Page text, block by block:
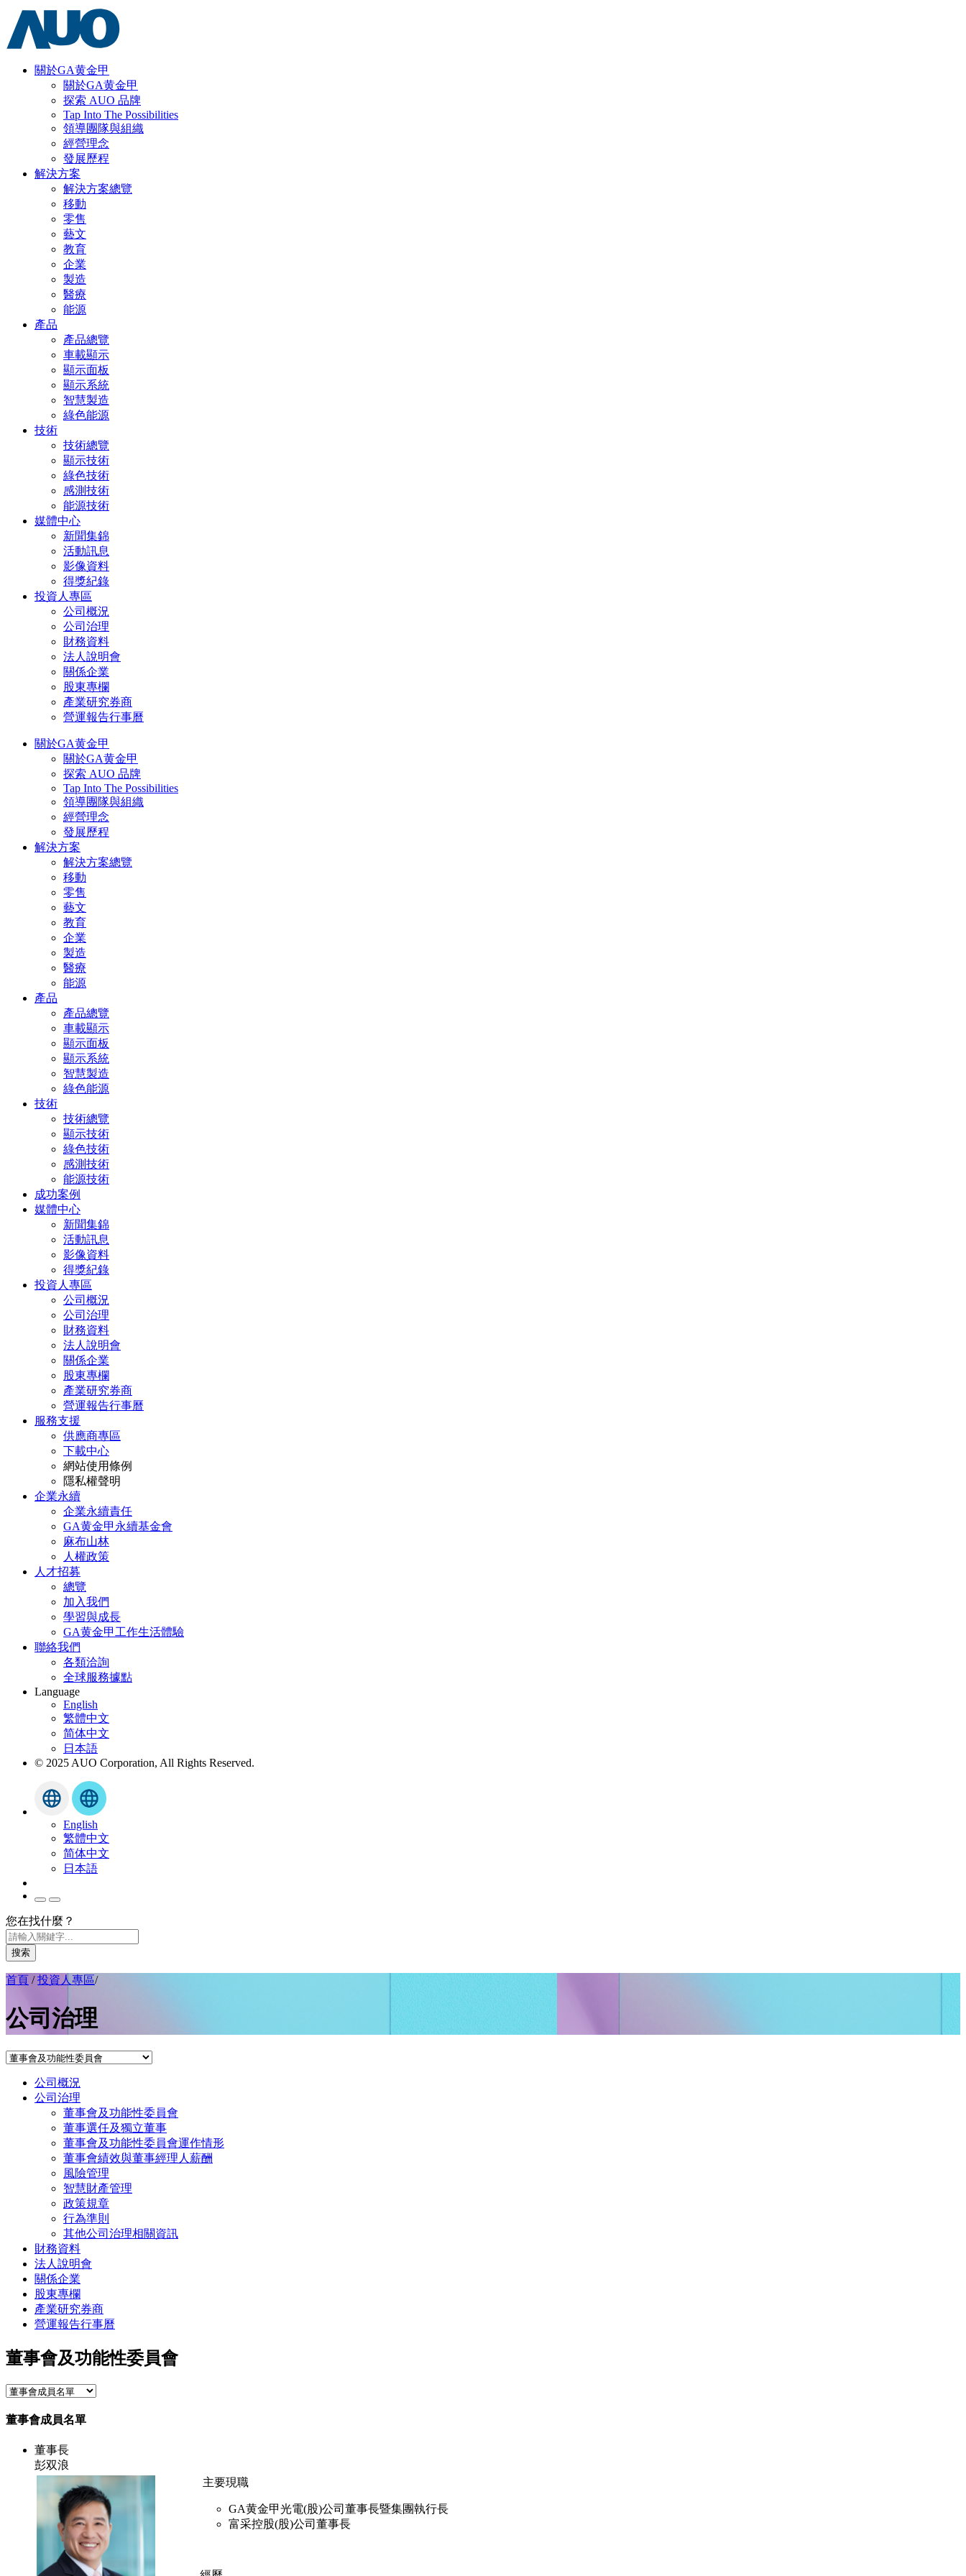
關於GA黄金甲
關於GA黄金甲
探索 AUO 品牌
Tap Into The Possibilities
領導團隊與組織
經營理念
發展歷程
解決方案
解決方案總覽
移動
零售
藝文
教育
企業
製造
醫療
能源
產品
產品總覽
車載顯示
顯示面板
顯示系統
智慧製造
綠色能源
技術
技術總覽
顯示技術
綠色技術
感測技術
能源技術
媒體中心
新聞集錦
活動訊息
影像資料
得獎紀錄
投資人專區
公司概況
公司治理
財務資料
法人說明會
關係企業
股東專欄
產業研究券商
營運報告行事曆
關於GA黄金甲
關於GA黄金甲
探索 AUO 品牌
Tap Into The Possibilities
領導團隊與組織
經營理念
發展歷程
解決方案
解決方案總覽
移動
零售
藝文
教育
企業
製造
醫療
能源
產品
產品總覽
車載顯示
顯示面板
顯示系統
智慧製造
綠色能源
技術
技術總覽
顯示技術
綠色技術
感測技術
能源技術
成功案例
媒體中心
新聞集錦
活動訊息
影像資料
得獎紀錄
投資人專區
公司概況
公司治理
財務資料
法人說明會
關係企業
股東專欄
產業研究券商
營運報告行事曆
服務支援
供應商專區
下載中心
網站使用條例
隱私權聲明
企業永續
企業永續責任
GA黄金甲永續基金會
麻布山林
人權政策
人才招募
總覽
加入我們
學習與成長
GA黄金甲工作生活體驗
聯絡我們
各類洽詢
全球服務據點
Language
English
繁體中文
简体中文
日本語
© 2025 AUO Corporation, All Rights Reserved.
English
繁體中文
简体中文
日本語
您在找什麼？
搜索
首頁 / 投資人專區/
公司治理
公司概況
公司治理
董事會及功能性委員會
董事選任及獨立董事
董事會及功能性委員會運作情形
董事會績效與董事經理人薪酬
風險管理
智慧財產管理
政策規章
行為準則
其他公司治理相關資訊
財務資料
法人說明會
關係企業
股東專欄
產業研究券商
營運報告行事曆
董事會及功能性委員會
董事會成員名單
董事長
彭双浪
主要現職
GA黄金甲光電(股)公司董事長暨集團執行長
富采控股(股)公司董事長